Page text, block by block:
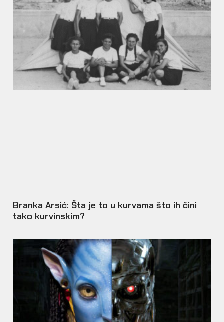
Branka Arsić: Šta je to u kurvama što ih čini
tako kurvinskim?